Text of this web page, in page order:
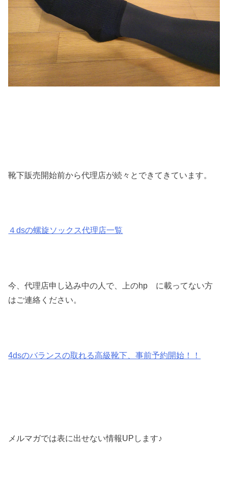
靴下販売開始前から代理店が続々とできてきています。
４dsの螺旋ソックス代理店一覧
今、代理店申し込み中の人で、上のhp に載ってない方
はご連絡ください。
4dsのバランスの取れる高級靴下、事前予約開始！！
メルマガでは表に出せない情報UPします♪